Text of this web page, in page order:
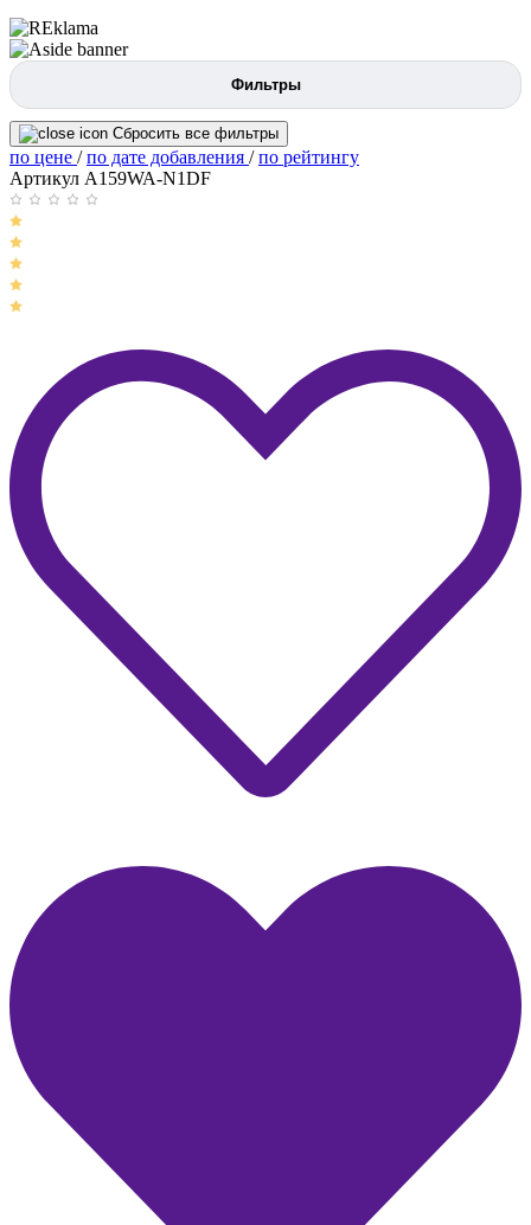
Фильтры
Сбросить все фильтры
по цене /по дате добавления /по рейтингу
Артикул A159WA-N1DF